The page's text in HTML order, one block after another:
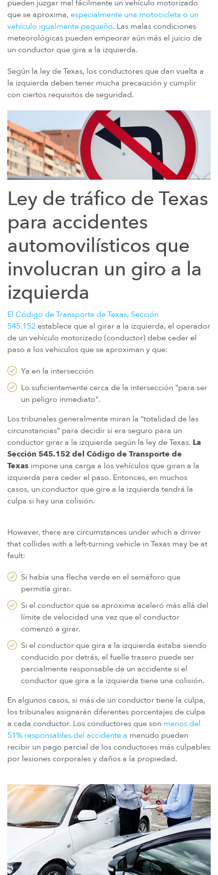
ENFERMEDAD DE LA GUERRA DEL GOLFO Y DISCAPACIDAD DE LOS
VETERANOS
PARAQUAT
AMIANTO Y MESOTELIOMA
MEDICAMENTOS RECETADOS PELIGROSOS
DISPOSITIVOS MÉDICOS DEFECTUOSOS
MIEMBROS DE LA FAMILIA
ABILIFY
BAIR HUGGER
ANTIBIÓTICOS DE FLUOROQUINOLONAS (FLQ)
INVOKANA
FILTROS DE VENA CAVA INFERIOR (FILTROS IVC)
IMPLANTES DE CADERA DE METAL SOBRE METAL
DIU MIRENA
MORCELADORES DE ENERGÍA
PROTON PUMP INHIBITORS (PPI)
HERBICIDA ROUNDUP (GLIFOSATO)
TAXOTERE
TYLENOL (PARACETAMOL) AUTISMO/TDAH
VIAGRA Y CIALIS (SILDENAFIL)
TEORÍAS DE RESPONSABILIDAD POR PRODUCTOS
PERSONAL INJURY LAW AND MASS TORT VIDEOS
CUÁNTO TIEMPO TIENES PARA TOMAR CIERTAS ACCIONES
pueden juzgar mal fácilmente un vehículo motorizado
que se aproxima, especialmente una motocicleta o un
vehículo igualmente pequeño. Las malas condiciones
meteorológicas pueden empeorar aún más el juicio de
un conductor que gira a la izquierda.
Según la ley de Texas, los conductores que dan vuelta a
la izquierda deben tener mucha precaución y cumplir
con ciertos requisitos de seguridad.
Ley de tráfico de Texas
para accidentes
automovilísticos que
involucran un giro a la
izquierda
El Código de Transporte de Texas, Sección
545.152 establece que al girar a la izquierda, el operador
de un vehículo motorizado (conductor) debe ceder el
paso a los vehículos que se aproximan y que:
Ya en la intersección
Lo suficientemente cerca de la intersección "para ser
un peligro inmediato".
Los tribunales generalmente miran la “totalidad de las
circunstancias” para decidir si era seguro para un
conductor girar a la izquierda según la ley de Texas. La
Sección 545.152 del Código de Transporte de
Texas impone una carga a los vehículos que giran a la
izquierda para ceder el paso. Entonces, en muchos
casos, un conductor que gire a la izquierda tendrá la
culpa si hay una colisión.
However, there are circumstances under which a driver
that collides with a left-turning vehicle in Texas may be at
fault:
Si había una flecha verde en el semáforo que
permitía girar.
Si el conductor que se aproxima aceleró más allá del
límite de velocidad una vez que el conductor
comenzó a girar.
Si el conductor que gira a la izquierda estaba siendo
conducido por detrás, el fuelle trasero puede ser
parcialmente responsable de un accidente si el
conductor que gira a la izquierda tiene una colisión.
En algunos casos, si más de un conductor tiene la culpa,
los tribunales asignarán diferentes porcentajes de culpa
a cada conductor. Los conductores que son menos del
51% responsables del accidente a menudo pueden
recibir un pago parcial de los conductores más culpables
por lesiones corporales y daños a la propiedad.